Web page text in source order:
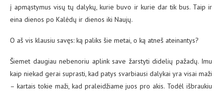
į apmąstymus visų tų dalykų, kurie buvo ir kurie dar tik bus. Taip ir
eina dienos po Kalėdų ir dienos iki Naujų.
O aš vis klausiu savęs: ką paliks šie metai, o ką atneš ateinantys?
Šiemet daugiau nebenoriu aplink save žarstyti didelių pažadų. Imu
kaip niekad gerai suprasti, kad patys svarbiausi dalykai yra visai maži
– kartais tokie maži, kad praleidžiame juos pro akis. Todėl išbraukiu